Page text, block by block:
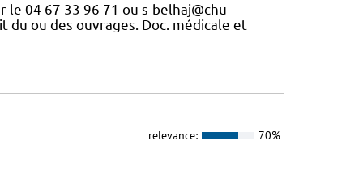
04 67 33 96 71 ou s-belhaj@chu-
du ou des ouvrages. Doc. médicale et
relevance: 70%